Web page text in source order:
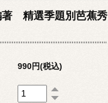
著 精選季題別芭蕉秀
990円(税込)